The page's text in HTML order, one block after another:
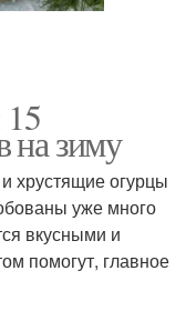
на зиму
хрустящие огурцы
уже много
вкусными и
помогут, главное